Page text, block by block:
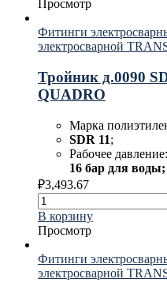
Просмотр
Фитинги
электросварной
Тройник д.0090
QUADRO
Марка
SDR 11;
Рабочее давление:
16 бар для воды;
₽3,493.67
В корзину
Просмотр
Фитинги
электросварной